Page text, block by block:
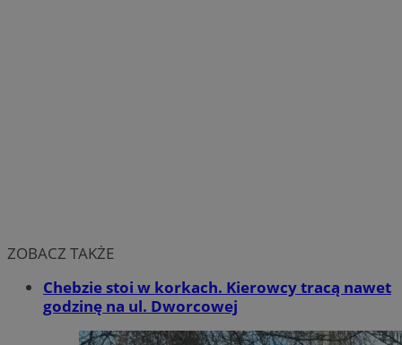
ZOBACZ TAKŻE
Chebzie stoi w korkach. Kierowcy tracą nawet
godzinę na ul. Dworcowej